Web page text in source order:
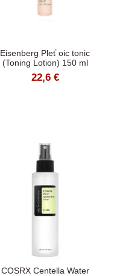
Eisenberg Pleť oic tonic
(Toning Lotion) 150 ml
22,6 €
COSRX Centella Water